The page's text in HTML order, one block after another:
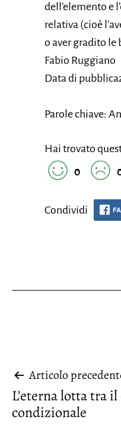
dell’elemento e
relativa (cioè
o aver gradito le
Fabio Ruggiano
Data di
Parole chiave:
Hai trovato
0
Condividi
Navigazione
articoli
Articolo
L’eterna lotta tra
condizionale